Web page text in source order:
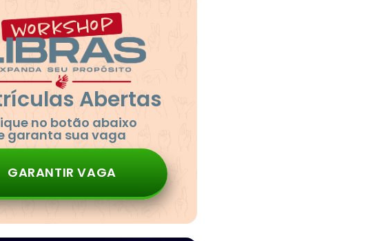
Abertas
no botão abaixo
garanta sua vaga
GARANTIR VAGA